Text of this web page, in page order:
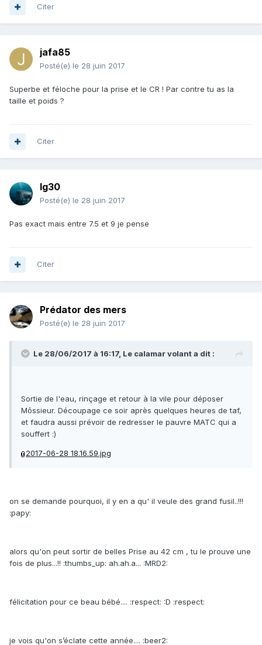
Citer
jafa85
Posté(e) le 28 juin 2017
Superbe et féloche pour la prise et le CR ! Par contre tu as la
taille et poids ?
Citer
lg30
Posté(e) le 28 juin 2017
Pas exact mais entre 7.5 et 9 je pense
Citer
Prédator des mers
Posté(e) le 28 juin 2017
Le 28/06/2017 à 16:17, Le calamar volant a dit :
Sortie de l'eau, rinçage et retour à la vile pour déposer
Môssieur. Découpage ce soir après quelques heures de taf,
et faudra aussi prévoir de redresser le pauvre MATC qui a
souffert :)
2017-06-28 18.16.59.jpg
on se demande pourquoi, il y en a qu' il veule des grand fusil..!!!
:papy:
alors qu'on peut sortir de belles Prise au 42 cm , tu le prouve une
fois de plus...!! :thumbs_up: ah.ah.a... :MRD2:
félicitation pour ce beau bébé.... :respect: :D :respect:
je vois qu'on s’éclate cette année.... :beer2: